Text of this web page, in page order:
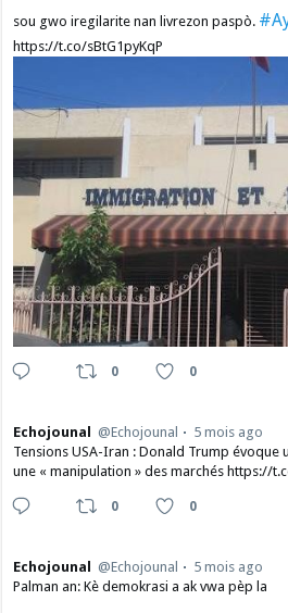
sou gwo iregilarite nan livrezon paspò.
https://t.co/sBtG1pyKqP
0 0
Echojounal @Echojounal
5 mois ago
Tensions USA-Iran : Donald Trump évoque
une « manipulation » des marchés https://
0 0
Echojounal @Echojounal
5 mois ago
Palman an: Kè demokrasi a ak vwa pèp la